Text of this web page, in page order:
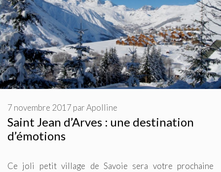
Saint Jean d’Arves : une destination
d’émotions
7 novembre 2017 parApolline
Ce joli petit village de Savoie sera votre prochaine